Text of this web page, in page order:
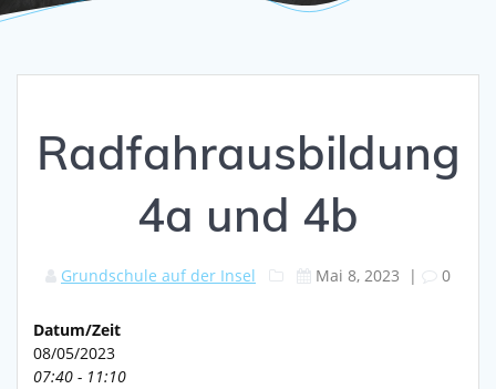
Radfahrausbildung
4a und 4b
Grundschule auf der Insel Mai 8, 2023 | 0
Datum/Zeit
08/05/2023
07:40 - 11:10